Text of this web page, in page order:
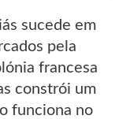
sucede em
pela
francesa
constrói um
funciona no